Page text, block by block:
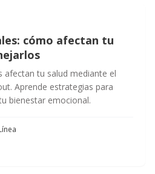
cómo afectan tu
afectan tu salud mediante el
Aprende estrategias para
bienestar emocional.